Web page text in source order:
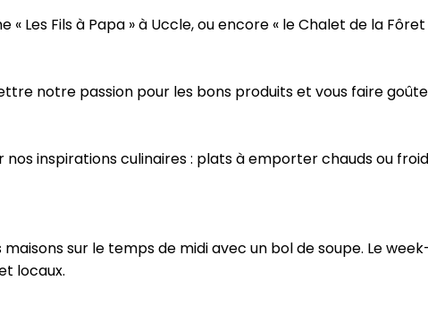
Les Fils à Papa » à Uccle, ou encore « le Chalet de la
notre passion pour les bons produits et vous faire
inspirations culinaires : plats à emporter chauds ou
sur le temps de midi avec un bol de soupe. Le
locaux.